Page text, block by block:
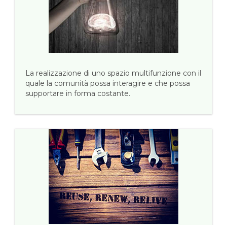
La realizzazione di uno spazio multifunzione con il
quale la comunità possa interagire e che possa
supportare in forma costante.